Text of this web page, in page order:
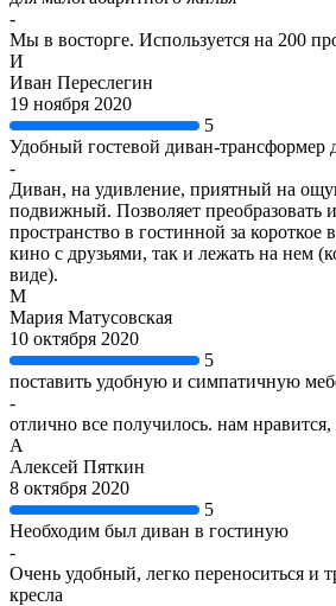
-
Мы в восторге. Используется на 200
И
Иван Переслегин
19 ноября 2020
5
Удобный гостевой диван-трансформер
-
Диван, на удивление, приятный на
подвижный. Позволяет преобразовать
пространство в гостинной за короткое
кино с друзьями, так и лежать на нем
виде).
М
Мария Матусовская
10 октября 2020
5
поставить удобную и симпатичную
-
отлично все получилось. нам
А
Алексей Пяткин
8 октября 2020
5
Необходим был диван в гостиную
-
Очень удобный, легко переноситься и
кресла